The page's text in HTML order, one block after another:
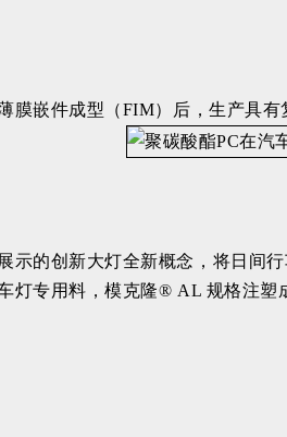
膜嵌件成型（FIM）后，生产具
示的创新大灯全新概念，将日间
灯专用料，模克隆® AL 规格注塑